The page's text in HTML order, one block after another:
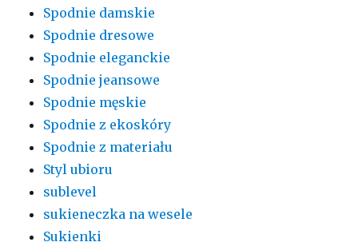
Spodnie damskie
Spodnie dresowe
Spodnie eleganckie
Spodnie jeansowe
Spodnie męskie
Spodnie z ekoskóry
Spodnie z materiału
Styl ubioru
sublevel
sukieneczka na wesele
Sukienki